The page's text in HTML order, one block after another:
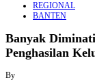
REGIONAL
BANTEN
Banyak
Penghasilan
By